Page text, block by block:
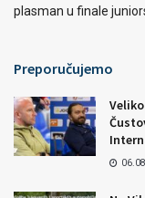
plasman u finale
Preporučujemo